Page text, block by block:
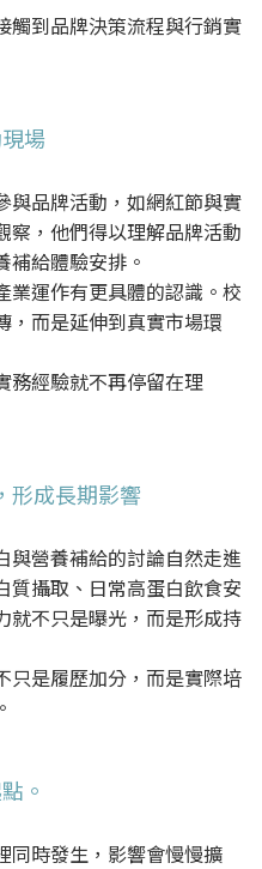
觸到品牌決策流程與行銷實
場
與品牌活動，如網紅節與實
察，他們得以理解品牌活動
補給體驗安排。
業運作有更具體的認識。校
，而是延伸到真實市場環
務經驗就不再停留在理
形成長期影響
與營養補給的討論自然走進
質攝取、日常高蛋白飲食安
就不只是曝光，而是形成持
只是履歷加分，而是實際培
。
同時發生，影響會慢慢擴